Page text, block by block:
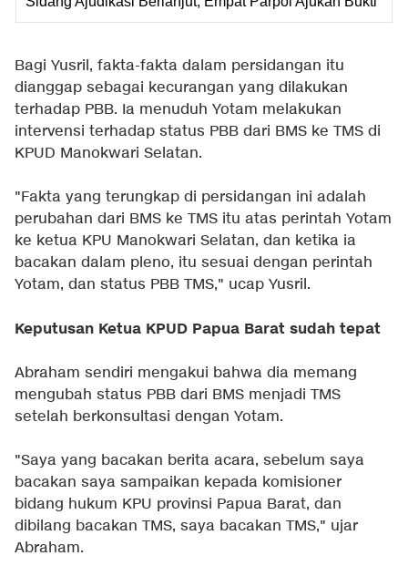
Bagi Yusril, fakta-fakta dalam persidangan itu
dianggap sebagai kecurangan yang dilakukan
terhadap PBB. Ia menuduh Yotam melakukan
intervensi terhadap status PBB dari BMS ke TMS di
KPUD Manokwari Selatan.
"Fakta yang terungkap di persidangan ini adalah
perubahan dari BMS ke TMS itu atas perintah Yotam
ke ketua KPU Manokwari Selatan, dan ketika ia
bacakan dalam pleno, itu sesuai dengan perintah
Yotam, dan status PBB TMS," ucap Yusril.
Keputusan Ketua KPUD Papua Barat sudah tepat
Abraham sendiri mengakui bahwa dia memang
mengubah status PBB dari BMS menjadi TMS
setelah berkonsultasi dengan Yotam.
"Saya yang bacakan berita acara, sebelum saya
bacakan saya sampaikan kepada komisioner
bidang hukum KPU provinsi Papua Barat, dan
dibilang bacakan TMS, saya bacakan TMS," ujar
Abraham.